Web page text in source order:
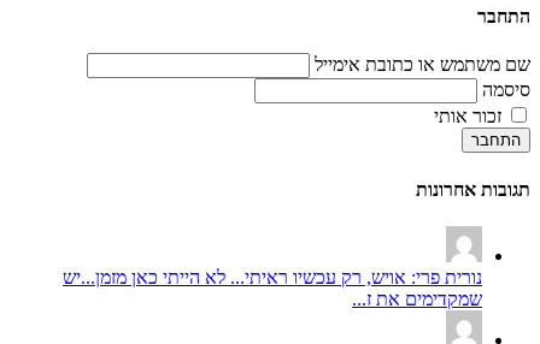
התחבר
שם משתמש או כתובת אימייל
סיסמה
זכור אותי
התחבר
תגובות אחרונות
נורית פרי: אויש, רק עכשיו ראיתי... לא הייתי כאן מזמן...יש
שמקדימים את ז...